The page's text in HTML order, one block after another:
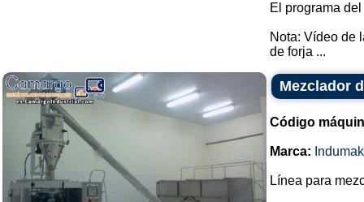
El programa
Nota: Vídeo de
de forja ...
Mezclador
Código
Marca: Indumak
Línea para